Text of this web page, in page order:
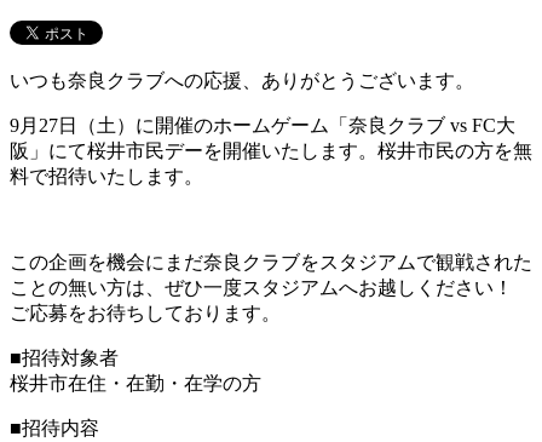
いつも奈良クラブへの応援、ありがとうございます。
9月27日（土）に開催のホームゲーム「奈良クラブ vs FC大
阪」にて桜井市民デーを開催いたします。桜井市民の方を無
料で招待いたします。
この企画を機会にまだ奈良クラブをスタジアムで観戦された
ことの無い方は、ぜひ一度スタジアムへお越しください！
ご応募をお待ちしております。
■招待対象者
桜井市在住・在勤・在学の方
■招待内容